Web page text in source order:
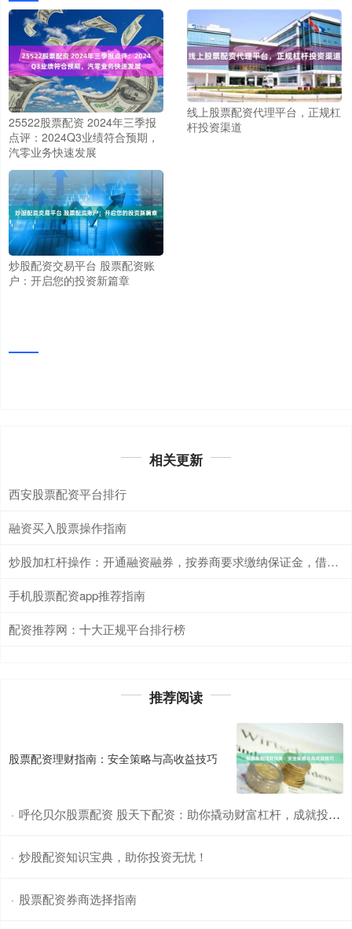
25522股票配资 2024年三季报
点评：2024Q3业绩符合预期，
汽零业务快速发展
线上股票配资代理平台，正规杠
杆投资渠道
炒股配资交易平台 股票配资账
户：开启您的投资新篇章
相关更新
西安股票配资平台排行
融资买入股票操作指南
炒股加杠杆操作：开通融资融券，按券商要求缴纳保证金，借入资金放大收益。
手机股票配资app推荐指南
配资推荐网：十大正规平台排行榜
推荐阅读
股票配资理财指南：安全策略与高收益技巧
· 呼伦贝尔股票配资 股天下配资：助你撬动财富杠杆，成就投资梦想
· 炒股配资知识宝典，助你投资无忧！
· 股票配资券商选择指南